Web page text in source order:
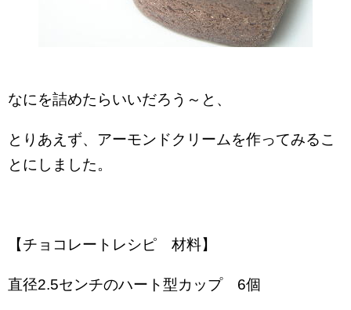
なにを詰めたらいいだろう～と、
とりあえず、アーモンドクリームを作ってみるこ
とにしました。
【チョコレートレシピ 材料】
直径2.5センチのハート型カップ 6個